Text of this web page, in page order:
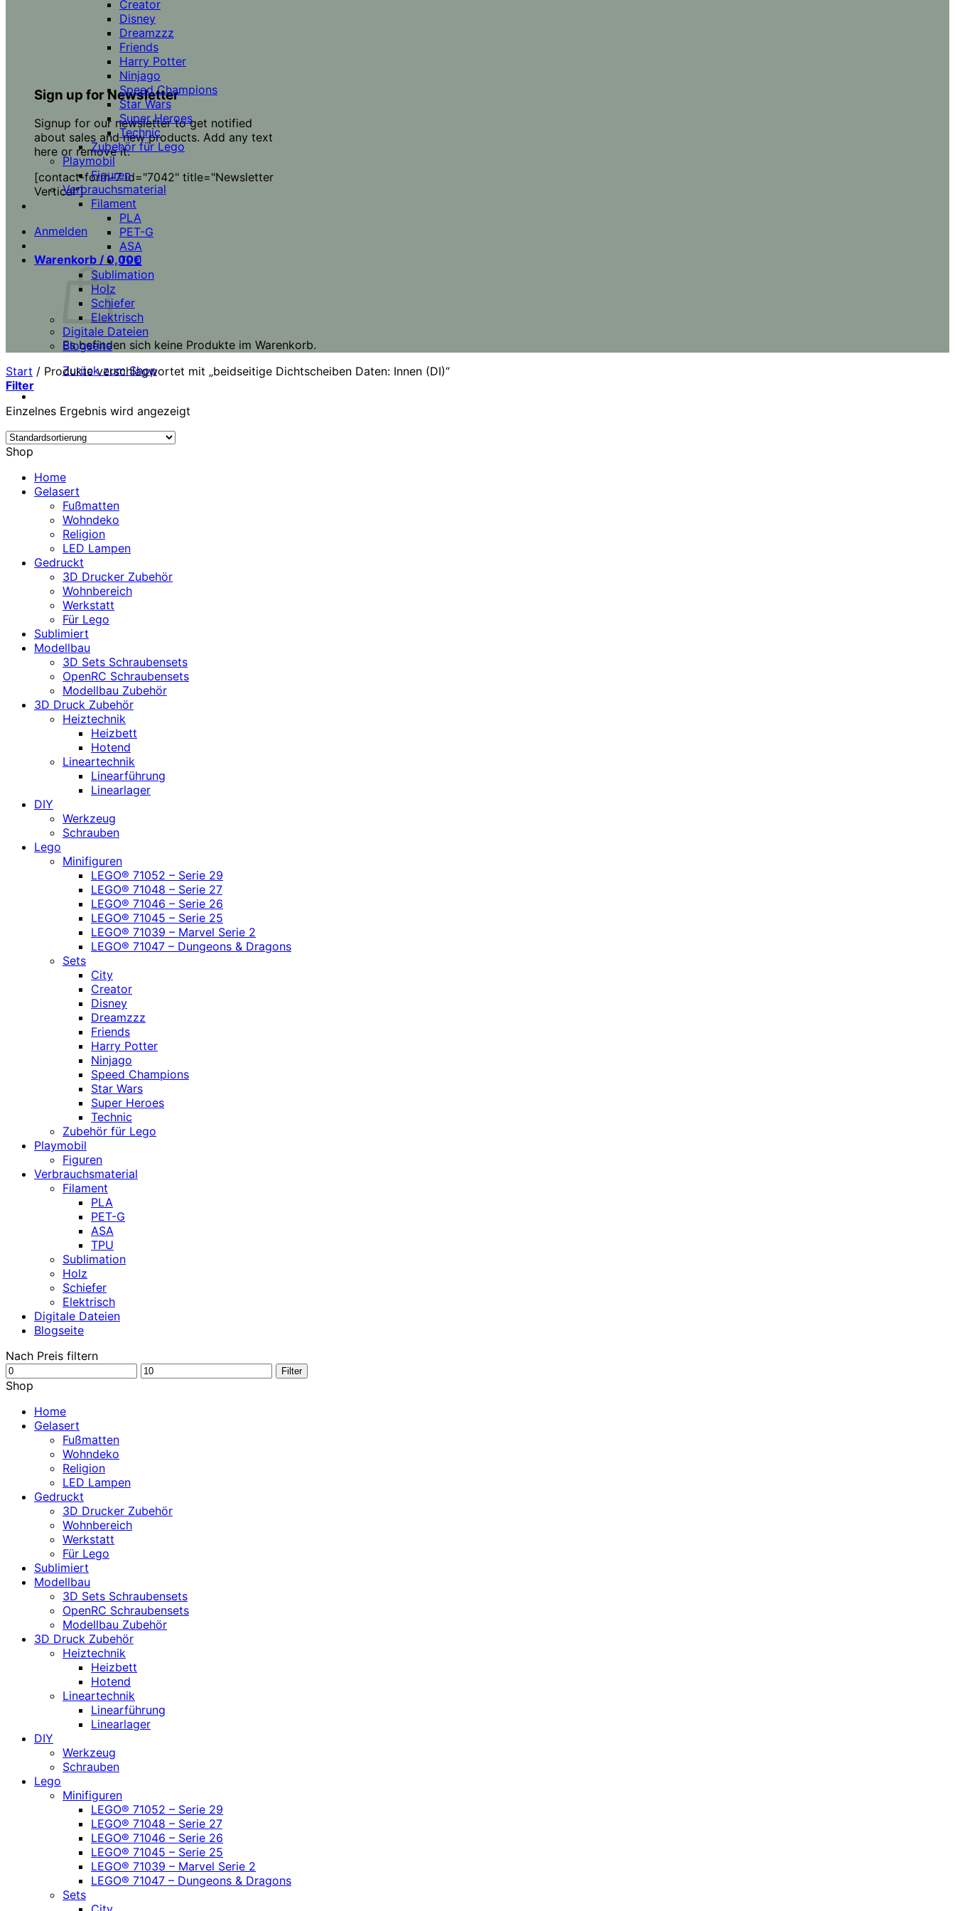
Sign up for Newsletter
Signup for our newsletter to get notified
about sales and new products. Add any text
here or remove it.
[contact-form-7 id="7042" title="Newsletter
Vertical"]
Anmelden
Warenkorb / 0,00€
Es befinden sich keine Produkte im Warenkorb.
Zurück zum Shop
Creator
Disney
Dreamzzz
Friends
Harry Potter
Ninjago
Speed Champions
Star Wars
Super Heroes
Technic
Zubehör für Lego
Playmobil
Figuren
Verbrauchsmaterial
Filament
PLA
PET-G
ASA
TPU
Sublimation
Holz
Schiefer
Elektrisch
Digitale Dateien
Blogseite
Start / Produkte verschlagwortet mit „beidseitige Dichtscheiben Daten: Innen (DI)“
Filter
Einzelnes Ergebnis wird angezeigt
Shop
Home
Gelasert
Fußmatten
Wohndeko
Religion
LED Lampen
Gedruckt
3D Drucker Zubehör
Wohnbereich
Werkstatt
Für Lego
Sublimiert
Modellbau
3D Sets Schraubensets
OpenRC Schraubensets
Modellbau Zubehör
3D Druck Zubehör
Heiztechnik
Heizbett
Hotend
Lineartechnik
Linearführung
Linearlager
DIY
Werkzeug
Schrauben
Lego
Minifiguren
LEGO® 71052 – Serie 29
LEGO® 71048 – Serie 27
LEGO® 71046 – Serie 26
LEGO® 71045 – Serie 25
LEGO® 71039 – Marvel Serie 2
LEGO® 71047 – Dungeons & Dragons
Sets
City
Creator
Disney
Dreamzzz
Friends
Harry Potter
Ninjago
Speed Champions
Star Wars
Super Heroes
Technic
Zubehör für Lego
Playmobil
Figuren
Verbrauchsmaterial
Filament
PLA
PET-G
ASA
TPU
Sublimation
Holz
Schiefer
Elektrisch
Digitale Dateien
Blogseite
Nach Preis filtern
Min.
Preis
Max.
Filter
Shop
Home
Gelasert
Fußmatten
Wohndeko
Religion
LED Lampen
Gedruckt
3D Drucker Zubehör
Wohnbereich
Werkstatt
Für Lego
Sublimiert
Modellbau
3D Sets Schraubensets
OpenRC Schraubensets
Modellbau Zubehör
3D Druck Zubehör
Heiztechnik
Heizbett
Hotend
Lineartechnik
Linearführung
Linearlager
DIY
Werkzeug
Schrauben
Lego
Minifiguren
LEGO® 71052 – Serie 29
LEGO® 71048 – Serie 27
LEGO® 71046 – Serie 26
LEGO® 71045 – Serie 25
LEGO® 71039 – Marvel Serie 2
LEGO® 71047 – Dungeons & Dragons
Sets